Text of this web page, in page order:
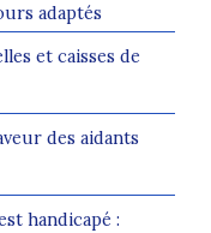
adaptés
et caisses de
des aidants
handicapé :